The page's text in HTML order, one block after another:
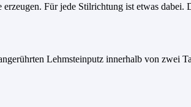
Für jede Stilrichtung ist etwas
Lehmsteinputz innerhalb von zwei